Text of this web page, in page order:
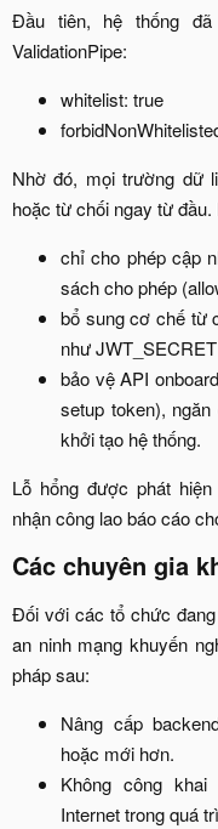
Đầu tiên, hệ thống
ValidationPipe:​
whitelist: true​
Nhờ đó, mọi trường dữ
hoặc từ chối ngay từ
chỉ cho phép cập
sách cho phép
bổ sung cơ chế từ
như
bảo vệ API
setup token),
khởi tạo hệ thống.​
Lỗ hổng được phát
nhận công lao báo cáo
Các chuyên gia
Đối với các tổ chức
an ninh mạng khuyến
pháp sau:​
Nâng cấp
hoặc mới hơn.​
Không công
Internet trong quá